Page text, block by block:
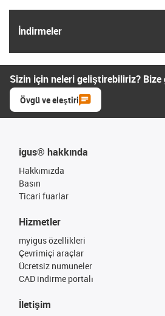
İndirmeler
Sizin için neleri geliştirebiliriz?
Övgü ve eleştiri
igus® hakkında
Hakkımızda
Basın
Ticari fuarlar
Hizmetler
myigus özellikleri
Çevrimiçi araçlar
Ücretsiz numuneler
CAD indirme portalı
İletişim